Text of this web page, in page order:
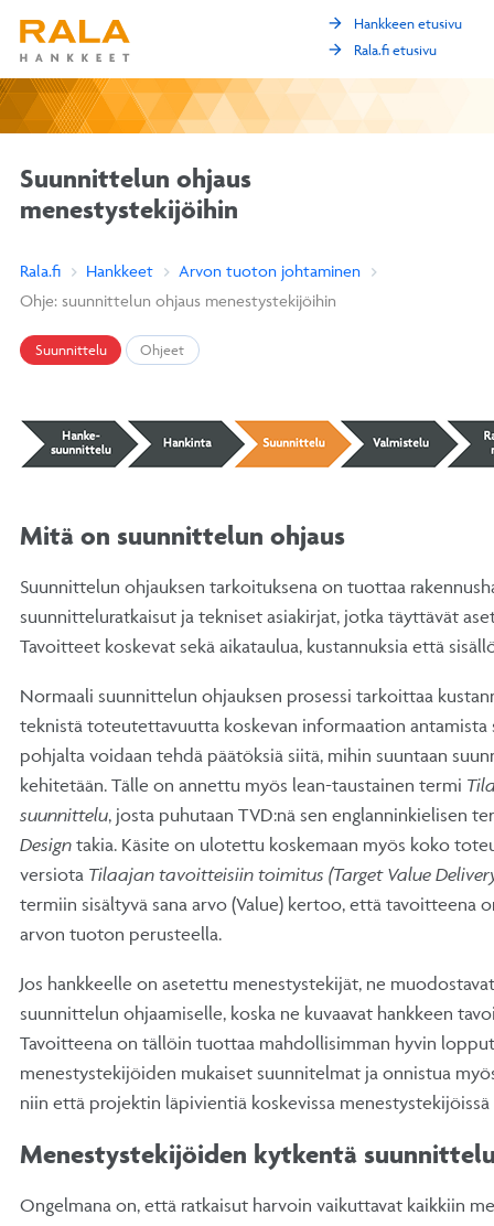
arrow_forward
Hankkeen etusivu
arrow_forward
Rala.fi etusivu
Suunnittelun ohjaus
menestystekijöihin
Rala.fi Hankkeet
Arvon tuoton johtaminen
Ohje: suunnittelun ohjaus menestystekijöihin
Suunnittelu Ohjeet
Mitä on suunnittelun ohjaus
Suunnittelun ohjauksen tarkoituksena on tuottaa
suunnitteluratkaisut ja tekniset asiakirjat, jotka täyttävät
Tavoitteet koskevat sekä aikataulua, kustannuksia että
Normaali suunnittelun ohjauksen prosessi tarkoittaa
teknistä toteutettavuutta koskevan informaation antamista
pohjalta voidaan tehdä päätöksiä siitä, mihin suuntaan
kehitetään. Tälle on annettu myös lean-taustainen termi
suunnittelu, josta puhutaan TVD:nä sen englanninkielisen
Design takia. Käsite on ulotettu koskemaan myös koko
versiota Tilaajan tavoitteisiin toimitus (Target Value
termiin sisältyvä sana arvo (Value) kertoo, että tavoitteena
arvon tuoton perusteella.
Jos hankkeelle on asetettu menestystekijät, ne
suunnittelun ohjaamiselle, koska ne kuvaavat hankkeen
Tavoitteena on tällöin tuottaa mahdollisimman hyvin
menestystekijöiden mukaiset suunnitelmat ja onnistua
niin että projektin läpivientiä koskevissa
Menestystekijöiden kytkentä
Ongelmana on, että ratkaisut harvoin vaikuttavat kaikkiin